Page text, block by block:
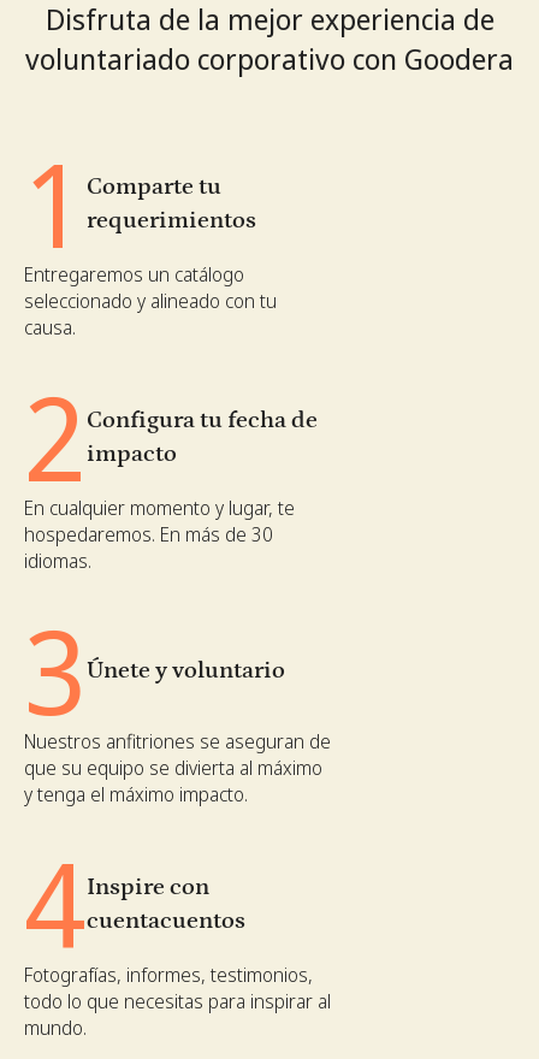
Disfruta de la mejor experiencia de
voluntariado corporativo con Goodera
1
Comparte tu
requerimientos
Entregaremos un catálogo
seleccionado y alineado con tu
causa.
2 Configura tu fecha de
impacto
En cualquier momento y lugar, te
hospedaremos. En más de 30
idiomas.
3 Únete y voluntario
Nuestros anfitriones se aseguran de
que su equipo se divierta al máximo
y tenga el máximo impacto.
4Inspire con
cuentacuentos
Fotografías, informes, testimonios,
todo lo que necesitas para inspirar al
mundo.